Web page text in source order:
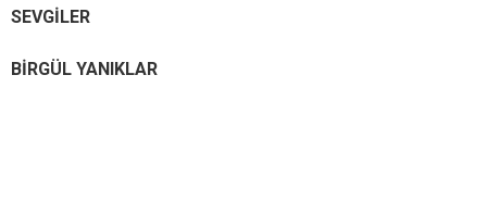
SEVGİLER
BİRGÜL YANIKLAR